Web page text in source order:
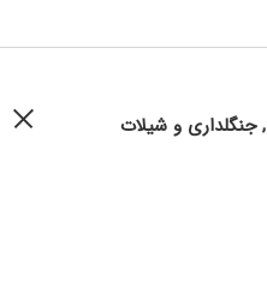
جنگلداری و شیلات